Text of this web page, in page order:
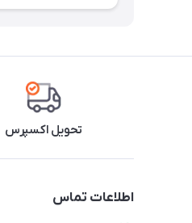
تحویل اکسپرس
اطلاعات تماس